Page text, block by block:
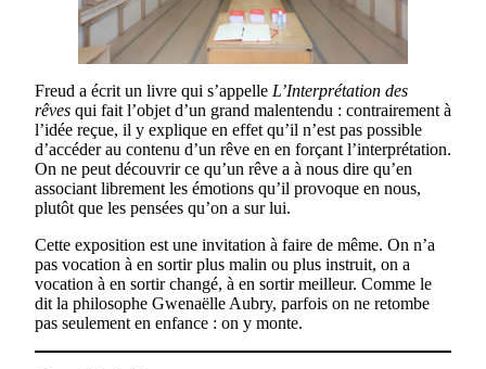
Freud a écrit un livre qui s’appelle L’Interprétation des
rêves qui fait l’objet d’un grand malentendu : contrairement à
l’idée reçue, il y explique en effet qu’il n’est pas possible
d’accéder au contenu d’un rêve en en forçant l’interprétation.
On ne peut découvrir ce qu’un rêve a à nous dire qu’en
associant librement les émotions qu’il provoque en nous,
plutôt que les pensées qu’on a sur lui.
Cette exposition est une invitation à faire de même. On n’a
pas vocation à en sortir plus malin ou plus instruit, on a
vocation à en sortir changé, à en sortir meilleur. Comme le
dit la philosophe Gwenaëlle Aubry, parfois on ne retombe
pas seulement en enfance : on y monte.